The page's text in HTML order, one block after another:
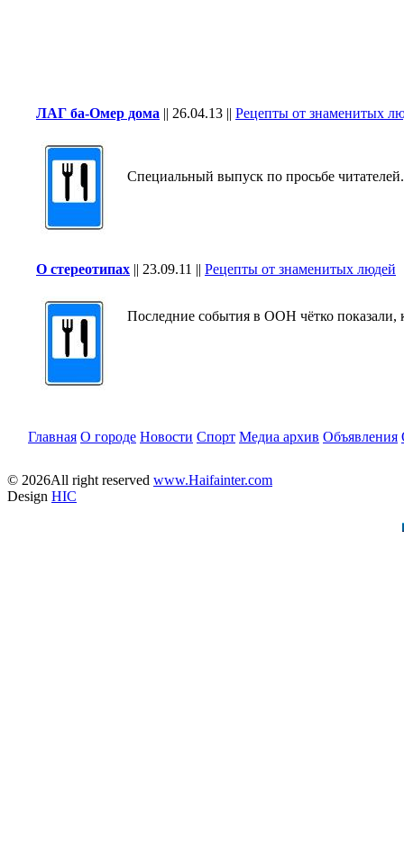
ЛАГ ба-Омер дома || 26.04.13 || Рецепты от знаменитых
Специальный выпуск по просьбе читателей.
О стереотипах || 23.09.11 || Рецепты от знаменитых людей
Последние события в ООН чётко показали,
Главная О городе Новости Спорт Медиа архив Объявления
© 2026All right reserved www.Haifainter.com
Design HIC